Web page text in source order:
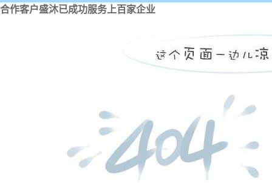
合作客户盛沐已成功服务上百家企业